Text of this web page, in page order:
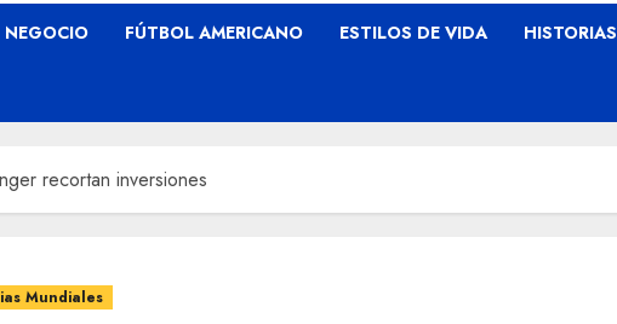
NEGOCIO FÚTBOL AMERICANO ESTILOS DE VIDA HISTORIAS
recortan inversiones
Mundiales